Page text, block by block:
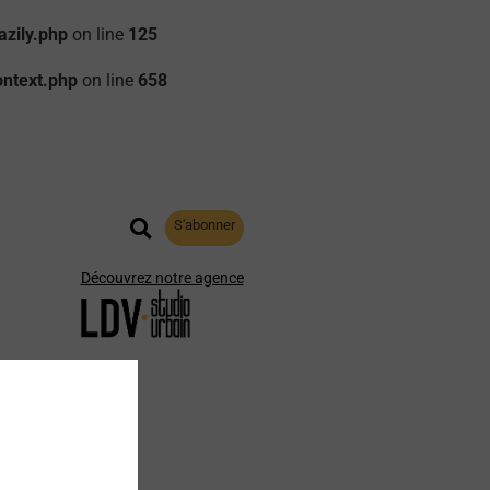
on line 125
on line 658
S'abonner
Découvrez notre agence